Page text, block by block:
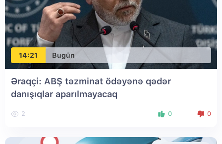
14:21 Bugün
Əraqçi: ABŞ təzminat ödəyənə qədər
danışıqlar aparılmayacaq
2 0 0